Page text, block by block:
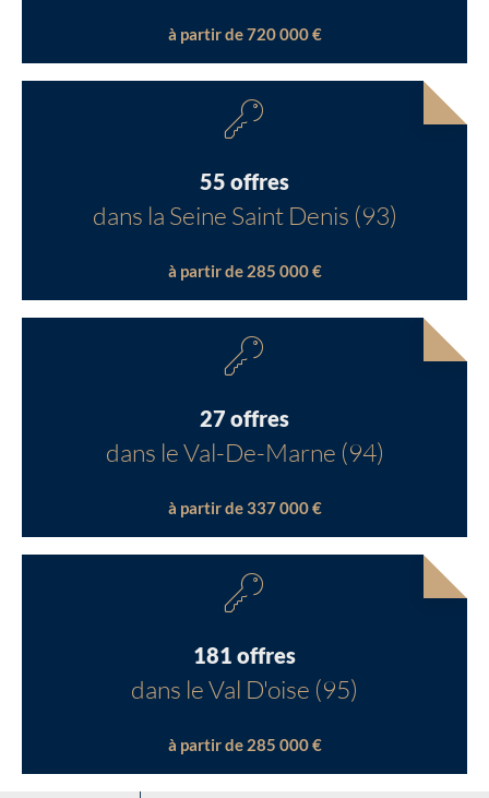
à partir de 720 000 €
55 offres
dans la Seine Saint Denis (93)
à partir de 285 000 €
27 offres
dans le Val-De-Marne (94)
à partir de 337 000 €
181 offres
dans le Val D'oise (95)
à partir de 285 000 €